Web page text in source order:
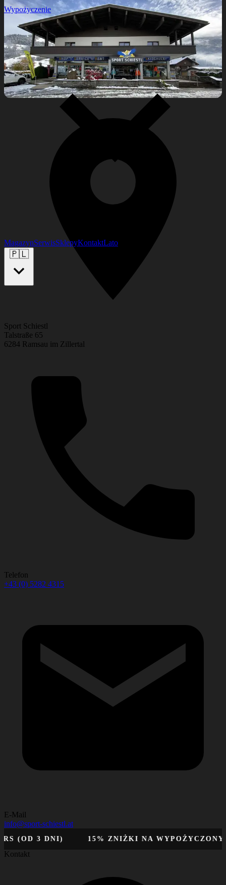
Wypożyczenie
MagazynSerwisSklepyKontaktLato
🇵🇱
Sport Schiestl
Talstraße 65
6284 Ramsau im Zillertal
Telefon
+43 (0) 5282 4315
E-Mail
info@sport-schiestl.at
(OD 3 DNI) 15% ZNIŻKI NA WYPOŻYCZONY
Kontakt